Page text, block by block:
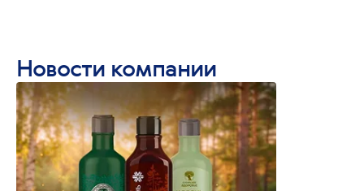
Новости компании